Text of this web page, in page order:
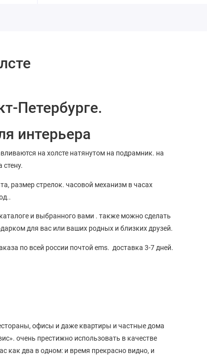
Петербурге.
интерьера
на холсте натянутом на подрамник. на
стену.
размер стрелок. часовой механизм в часах
и выбранного вами . также можно сделать
для вас или ваших родных и близких друзей.
по всей россии почтой ems. доставка 3-7 дней.
офисы и даже квартиры и частные дома
очень престижно использовать в качестве
как два в одном: и время прекрасно видно, и